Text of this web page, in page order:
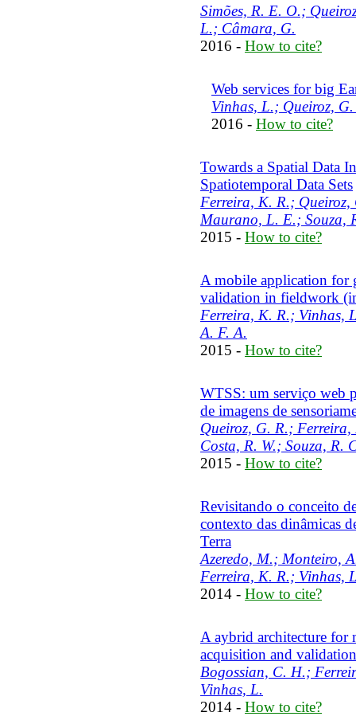
Simões, R. E. O.;
L.; Câmara, G.
2016 - How to cite?
Web services for big
Vinhas, L.; Queiroz,
2016 - How to cite?
Towards a Spatial Data
Spatiotemporal Data Sets
Ferreira, K. R.;
Maurano, L. E.; Souza,
2015 - How to cite?
A mobile application for
validation in fieldwork
Ferreira, K. R.; Vinhas,
A. F. A.
2015 - How to cite?
WTSS: um serviço web
de imagens de
Queiroz, G. R.;
Costa, R. W.; Souza, R.
2015 - How to cite?
Revisitando o conceito
contexto das dinâmicas
Terra
Azeredo, M.; Monteiro,
Ferreira, K. R.; Vinhas,
2014 - How to cite?
A aybrid architecture for
acquisition and
Bogossian, C. H.;
Vinhas, L.
2014 - How to cite?